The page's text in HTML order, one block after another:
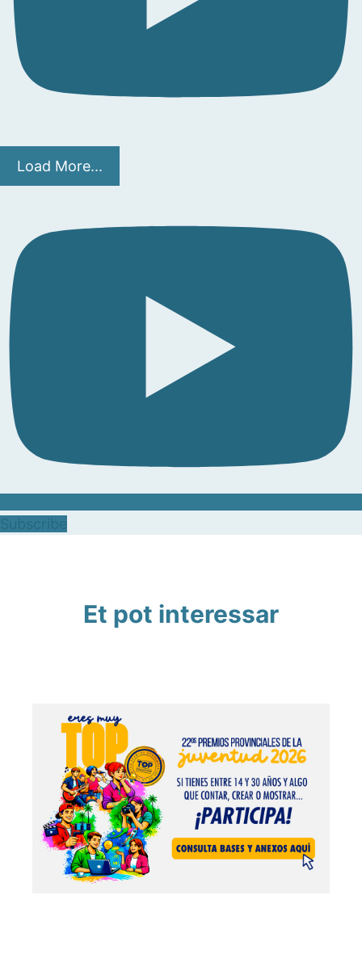
Load More...
Et pot interessar